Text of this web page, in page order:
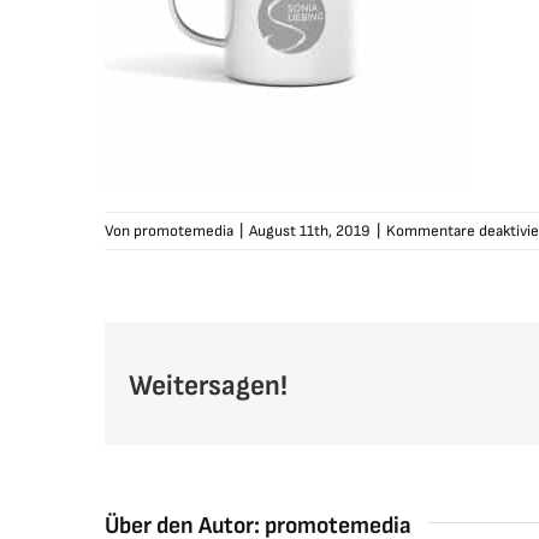
Von promotemedia August 11th, 2019 Kommentare
Weitersagen!
Über den Autor: promotemedia